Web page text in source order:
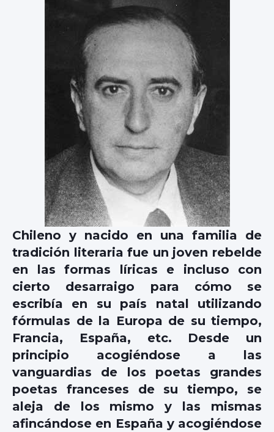
Chileno y nacido en una familia de
tradición literaria fue un joven rebelde
en las formas líricas e incluso con
cierto desarraigo para cómo se
escribía en su país natal utilizando
fórmulas de la Europa de su tiempo,
Francia, España, etc. Desde un
principio acogiéndose a las
vanguardias de los poetas grandes
poetas franceses de su tiempo, se
aleja de los mismo y las mismas
afincándose en España y acogiéndose